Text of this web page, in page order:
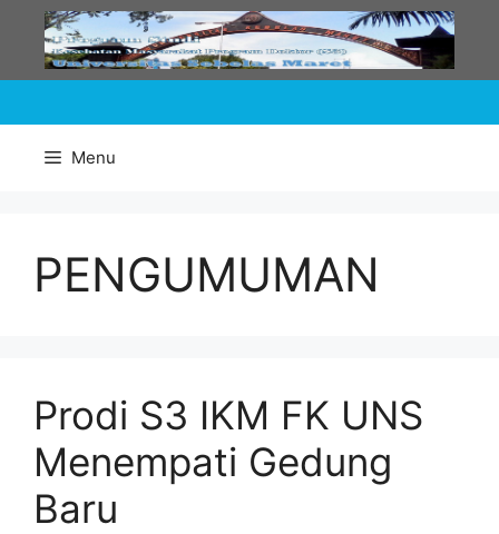
content
Menu
PENGUMUMAN
Prodi S3 IKM FK UNS
Menempati Gedung
Baru